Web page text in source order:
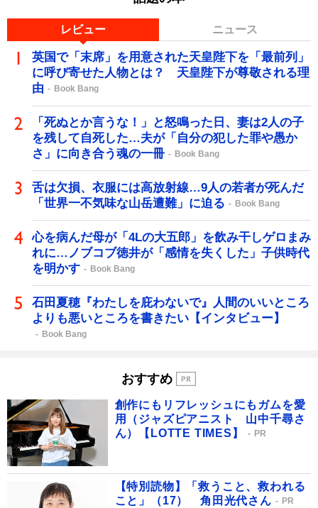
レビュー ニュース
英国で「末席」を用意された天皇陛下を「最前列」
に呼び寄せた人物とは？ 天皇陛下が尊敬される理
由
Book Bang
「死ぬとか言うな！」と怒鳴った日、妻は2人の子
を残して自死した…夫が「自分の犯した罪や愚か
さ」に向き合う魂の一冊
Book Bang
舌は欠損、衣服には高放射線…9人の若者が死んだ
「世界一不気味な山岳遭難」に迫る
Book Bang
心を病んだ母が「4Lの大五郎」を飲み干しゲロまみ
れに…ノブコブ徳井が「感情を失くした」子供時代
を明かす
Book Bang
石田夏穂『わたしを庇わないで』人間のいいところ
よりも悪いところを書きたい【インタビュー】
Book Bang
おすすめ
創作にもリフレッシュにもガムを愛
用（ジャズピアニスト 山中千尋さ
ん）【LOTTE TIMES】
PR
【特別読物】「救うこと、救われる
こと」（17） 角田光代さん
PR